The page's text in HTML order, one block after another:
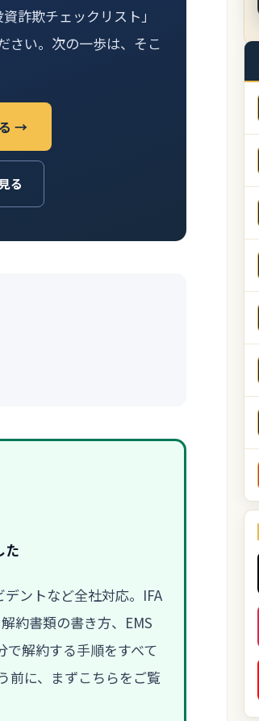
詐欺チェックリスト」
さい。次の一歩は、そこ
→
る
た
ントなど全社対応。IFA
約書類の書き方、EMS
解約する手順をすべて
前に、まずこちらをご覧